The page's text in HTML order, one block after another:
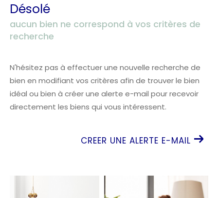
Désolé
aucun bien ne correspond à vos critères de
recherche
N'hésitez pas à effectuer une nouvelle recherche de
bien en modifiant vos critères afin de trouver le bien
idéal ou bien à créer une alerte e-mail pour recevoir
directement les biens qui vous intéressent.
CREER UNE ALERTE E-MAIL